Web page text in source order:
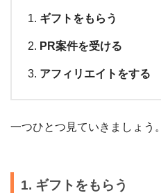
ギフトをもらう
PR案件を受ける
アフィリエイトをする
一つひとつ見ていきましょう。
1. ギフトをもらう